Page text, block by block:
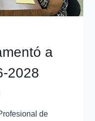
a
2028
de